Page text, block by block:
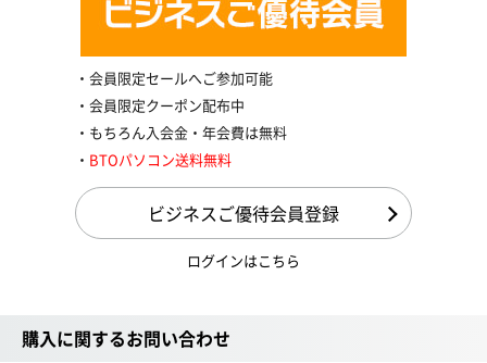
会員限定セールへご参加可能
会員限定クーポン配布中
もちろん入会金・年会費は無料
BTOパソコン送料無料
ビジネスご優待会員登録
ログインはこちら
購入に関するお問い合わせ